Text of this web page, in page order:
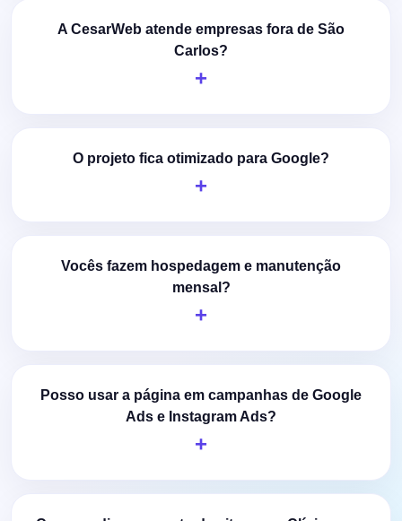
A CesarWeb atende empresas fora de São
Carlos?
O projeto fica otimizado para Google?
Vocês fazem hospedagem e manutenção
mensal?
Posso usar a página em campanhas de Google
Ads e Instagram Ads?